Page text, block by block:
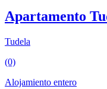
Apartamento
Tudela
(0)
Alojamiento entero